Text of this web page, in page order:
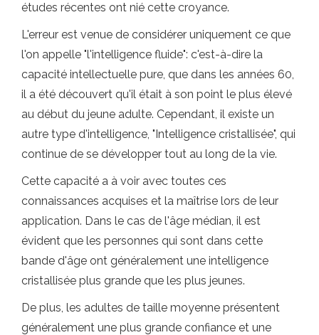
études récentes ont nié cette croyance.
L'erreur est venue de considérer uniquement ce que
l'on appelle "l'intelligence fluide": c'est-à-dire la
capacité intellectuelle pure, que dans les années 60,
il a été découvert qu'il était à son point le plus élevé
au début du jeune adulte. Cependant, il existe un
autre type d'intelligence, "Intelligence cristallisée", qui
continue de se développer tout au long de la vie.
Cette capacité a à voir avec toutes ces
connaissances acquises et la maîtrise lors de leur
application. Dans le cas de l'âge médian, il est
évident que les personnes qui sont dans cette
bande d'âge ont généralement une intelligence
cristallisée plus grande que les plus jeunes.
De plus, les adultes de taille moyenne présentent
généralement une plus grande confiance et une